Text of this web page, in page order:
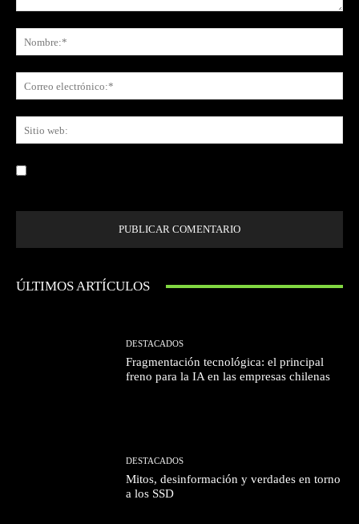
ÚLTIMOS ARTÍCULOS
DESTACADOS
Fragmentación tecnológica: el principal
freno para la IA en las empresas chilenas
DESTACADOS
Mitos, desinformación y verdades en torno
a los SSD